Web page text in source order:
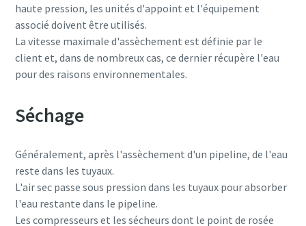
haute pression, les unités d'appoint et l'équipement
associé doivent être utilisés.
La vitesse maximale d'assèchement est définie par le
client et, dans de nombreux cas, ce dernier récupère l'eau
pour des raisons environnementales.
Séchage
Généralement, après l'assèchement d'un pipeline, de l'eau
reste dans les tuyaux.
L'air sec passe sous pression dans les tuyaux pour absorber
l'eau restante dans le pipeline.
Les compresseurs et les sécheurs dont le point de rosée